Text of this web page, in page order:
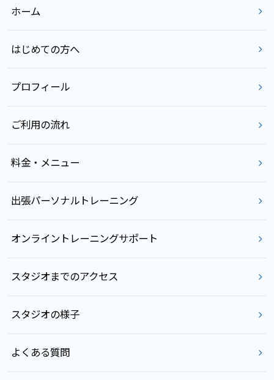
ホーム
はじめての方へ
プロフィール
ご利用の流れ
料金・メニュー
出張パーソナルトレーニング
オンライントレーニングサポート
スタジオまでのアクセス
スタジオの様子
よくある質問